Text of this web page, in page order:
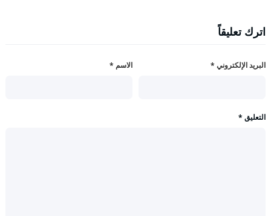
اترك تعليقاً
الاسم * البريد الإلكتروني *
التعليق *